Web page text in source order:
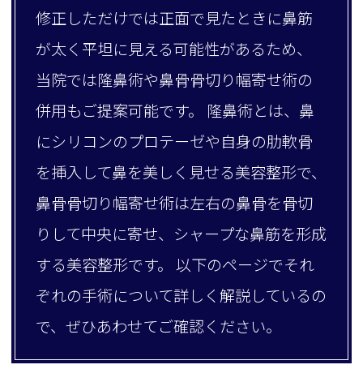
修正しただけでは正面で見たときに鼻筋
が太く平坦に見える可能性があるため、
当院では隆鼻術や鼻骨骨切り幅寄せ術の
併用もご提案可能です。 隆鼻術とは、鼻
にシリコンのプロテーゼや自身の肋軟骨
を挿入して鼻を美しく見せる美容整形で、
鼻骨骨切り幅寄せ術は左右の鼻骨を骨切
りして中央に寄せ、シャープな鼻筋を形成
する美容整形です。 以下のページでそれ
ぞれの手術について詳しく解説しているの
で、ぜひあわせてご確認ください。